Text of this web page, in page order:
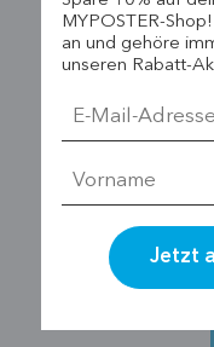
MYPOSTER-
an und gehöre
unseren Rabatt-